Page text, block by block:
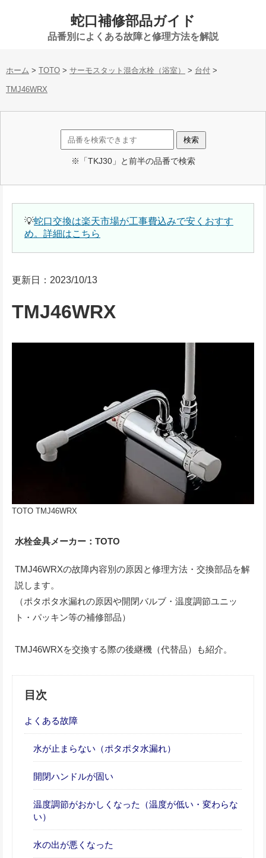
蛇口補修部品ガイド
品番別によくある故障と修理方法を解説
ホーム > TOTO > サーモスタット混合水栓（浴室） > 台付 >
TMJ46WRX
※「TKJ30」と前半の品番で検索
💡蛇口交換は楽天市場が工事費込みで安くおすす
め。詳細はこちら
更新日：2023/10/13
TMJ46WRX
TOTO TMJ46WRX
水栓金具メーカー：TOTO
TMJ46WRXの故障内容別の原因と修理方法・交換部品を解
説します。
（ポタポタ水漏れの原因や開閉バルブ・温度調節ユニッ
ト・パッキン等の補修部品）
TMJ46WRXを交換する際の後継機（代替品）も紹介。
目次
よくある故障
水が止まらない（ポタポタ水漏れ）
開閉ハンドルが固い
温度調節がおかしくなった（温度が低い・変わらな
い）
水の出が悪くなった